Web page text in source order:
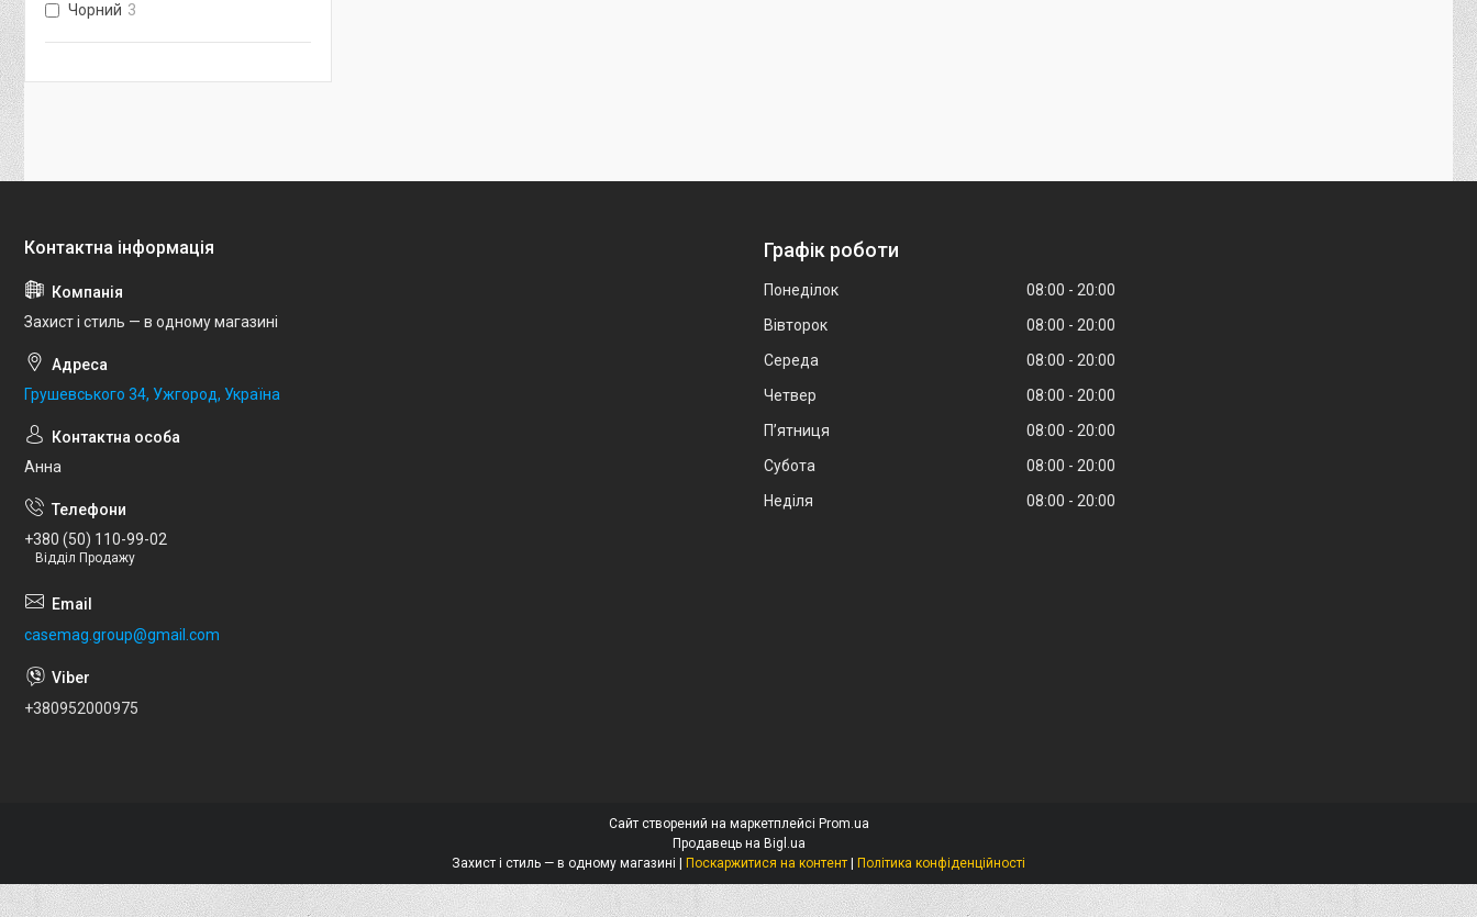
Чорний 3
Захист і стиль — в одному магазині
Грушевського 34, Ужгород, Україна
Анна
+380 (50) 110-99-02
Відділ Продажу
casemag.group@gmail.com
+380952000975
Графік роботи
Понеділок 08:00
20:00
Вівторок
08:00
20:00
Середа
08:00
20:00
Четвер
08:00
20:00
Пʼятниця
08:00
20:00
Субота
08:00
20:00
Неділя
08:00 20:00
Сайт створений на маркетплейсі Prom.ua
Продавець на Bigl.ua
Захист і стиль — в одному магазині | Поскаржитися на контент | Політика конфіденційності